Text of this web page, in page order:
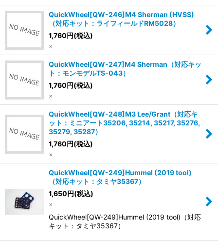
QuickWheel[QW-246]M4 Sherman (HVSS)
（対応キット：ライフィールドRM5028）
1,760円(税込)
×
QuickWheel[QW-247]M4 Sherman（対応キッ
ト：モンモデルTS-043）
1,760円(税込)
×
QuickWheel[QW-248]M3 Lee/Grant（対応キ
ット：ミニアート35206, 35214, 35217, 35276,
35279, 35287）
1,760円(税込)
×
QuickWheel[QW-249]Hummel (2019 tool)
（対応キット：タミヤ35367）
1,650円(税込)
×
QuickWheel[QW-249]Hummel (2019 tool)（対応
キット：タミヤ35367）